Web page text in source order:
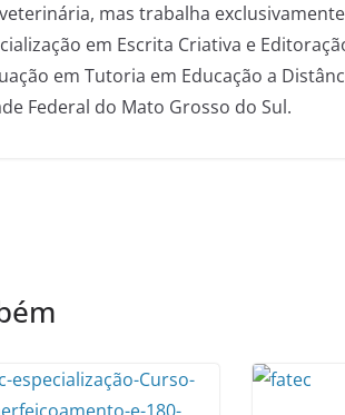
mas trabalha
em Escrita Criativa e
em Tutoria em Educação a
Federal do Mato Grosso do Sul.